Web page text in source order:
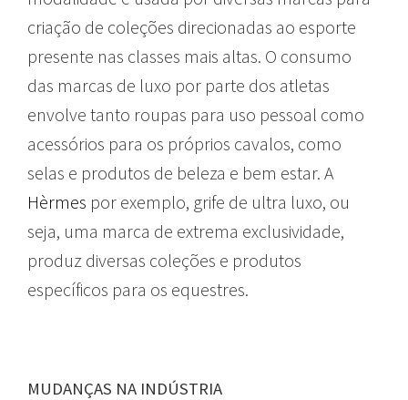
criação de coleções direcionadas ao esporte
presente nas classes mais altas. O consumo
das marcas de luxo por parte dos atletas
envolve tanto roupas para uso pessoal como
acessórios para os próprios cavalos, como
selas e produtos de beleza e bem estar. A
Hèrmes por exemplo, grife de ultra luxo, ou
seja, uma marca de extrema exclusividade,
produz diversas coleções e produtos
específicos para os equestres.
MUDANÇAS NA INDÚSTRIA